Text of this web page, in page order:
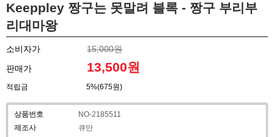
Keeppley 짱구는 못말려 블록 - 짱구 부리부
리대마왕
소비자가
15,000원
판매가
13,500원
적립금 5%(675원)
상품번호
NO-2185511
제조사
큐만